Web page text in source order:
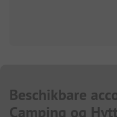
Beschikbare
Camping og